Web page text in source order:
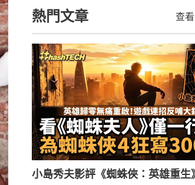
熱門文章 查
小島秀夫影評《蜘蛛俠：英雄重